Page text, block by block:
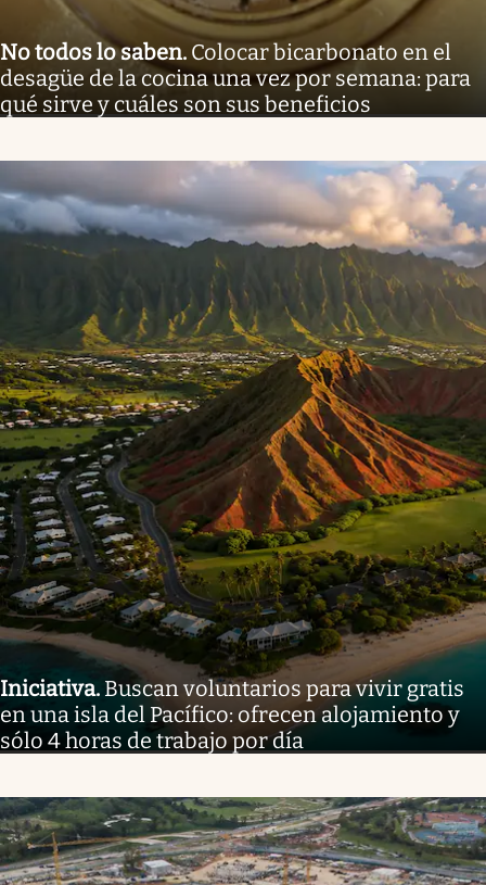
No todos lo saben. Colocar bicarbonato en el
desagüe de la cocina una vez por semana: para
qué sirve y cuáles son sus beneficios
Iniciativa. Buscan voluntarios para vivir gratis
en una isla del Pacífico: ofrecen alojamiento y
sólo 4 horas de trabajo por día